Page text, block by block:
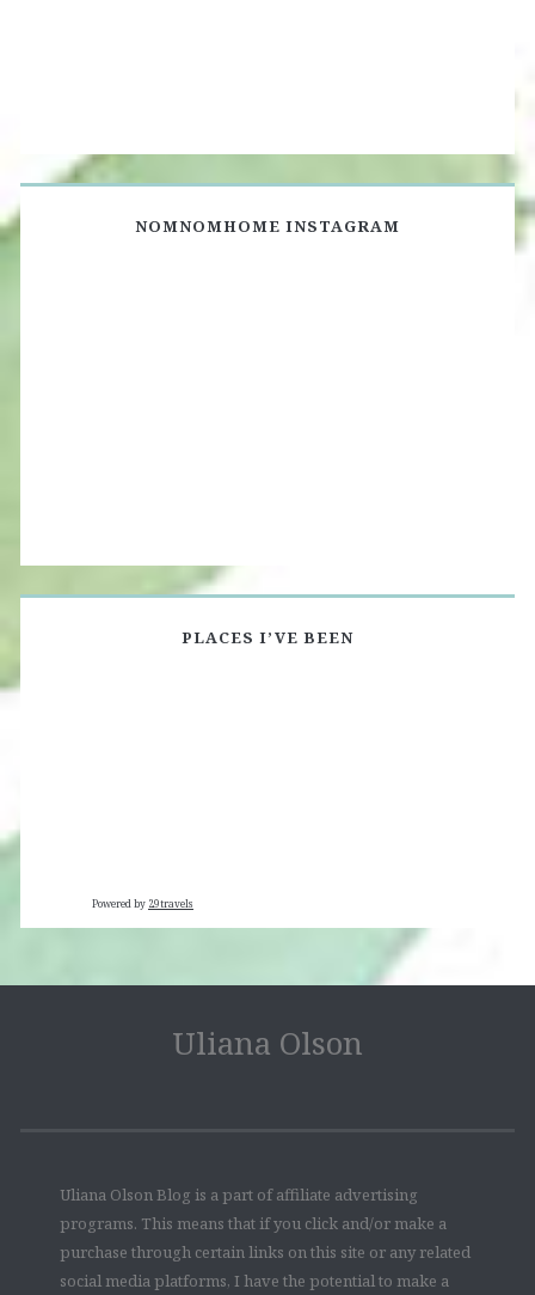
NOMNOMHOME INSTAGRAM
PLACES I’VE BEEN
Powered by 29travels
Uliana Olson
Uliana Olson Blog is a part of affiliate advertising
programs. This means that if you click and/or make a
purchase through certain links on this site or any related
social media platforms, I have the potential to make a